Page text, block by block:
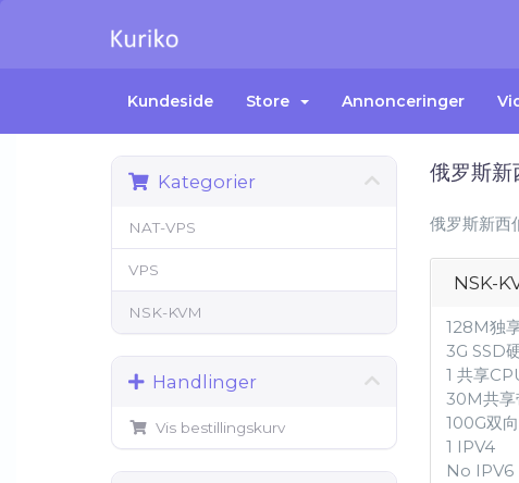
Kundeside Store Annonceringer
俄罗斯
俄罗斯新西
Kategorier
NAT-VPS
VPS
NSK-KVM
Handlinger
Vis bestillingskurv
NSK-
128M独
3G SSD
1 共享
30M共享
100G双
1 IPV4
No IPV6